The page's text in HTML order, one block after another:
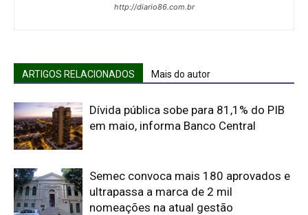
http://diario86.com.br
ARTIGOS RELACIONADOS Mais do autor
Dívida pública sobe para 81,1% do PIB
em maio, informa Banco Central
Semec convoca mais 180 aprovados e
ultrapassa a marca de 2 mil
nomeações na atual gestão